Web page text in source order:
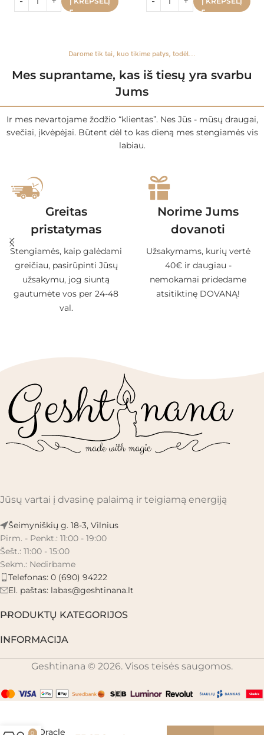
Darome tik tai, kuo tikime patys, todėl...
Mes suprantame, kas iš tiesų yra svarbu
Jums
Ir mes nevartojame žodžio “klientas”. Nes Jūs - mūsų draugai,
svečiai, įkvėpėjai. Būtent dėl to kas dieną mes stengiamės vis
labiau.
Greitas
pristatymas
Stengiamės, kaip galėdami
greičiau, pasirūpinti Jūsų
užsakymu, jog siuntą
gautumėte vos per 24-48
val.
Norime Jums
dovanoti
Užsakymams, kurių vertė
40€ ir daugiau -
nemokamai pridedame
atsitiktinę DOVANĄ!
Jūsų vartai į dvasinę palaimą ir teigiamą energiją
Šeimyniškių g. 18-3, Vilnius
Pirm. - Penkt.: 11:00 - 19:00
Šešt.: 11:00 - 15:00
Sekm.: Nedirbame
Telefonas: 0 (690) 94222
El. paštas: labas@geshtinana.lt
PRODUKTŲ KATEGORIJOS
INFORMACIJA
Geshtinana © 2026. Visos teisės saugomos.
Oracle
0